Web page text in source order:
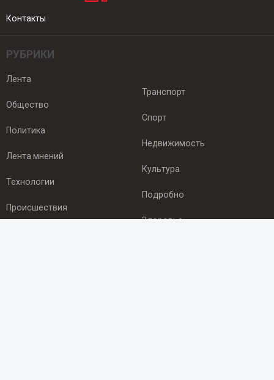
Контакты
РУБРИКИ
Лента
Общество
Политика
Лента мнений
Технологии
Происшествия
Транспорт
Спорт
Недвижимость
Культура
Подробно
Здоровье